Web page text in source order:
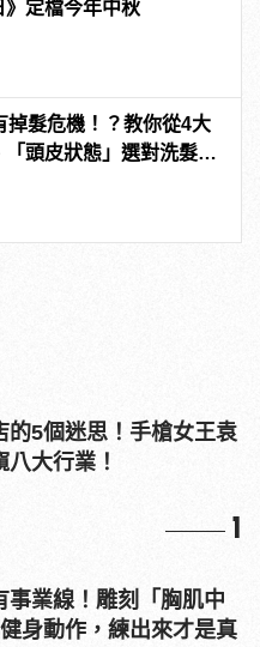
》定檔今年中秋
掉髮危機！？教你從4大
「頭皮狀態」選對洗髮
的5個迷思！手槍女王袁
大行業！
1
事業線！雕刻「胸肌中
身動作，練出來才是真